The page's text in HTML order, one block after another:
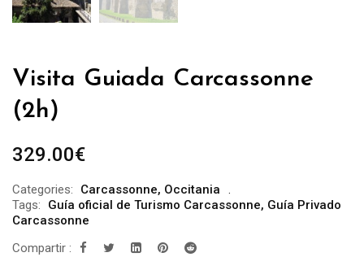
Visita Guiada Carcassonne
(2h)
329.00€
Categories: Carcassonne, Occitania
Tags:
Guía oficial de Turismo Carcassonne, Guía Privado
Carcassonne
Compartir :